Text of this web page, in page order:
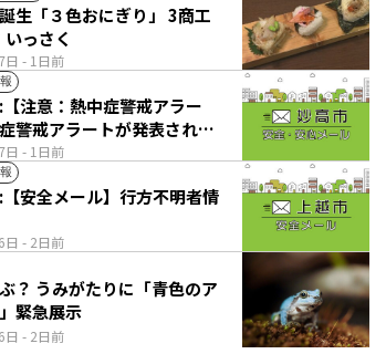
日 - 1日前
生「３色おにぎり」 3商工
っさく
日 - 1日前
注意：熱中症警戒アラー
警戒アラートが発表されて
日 - 2日前
安全メール】行方不明者情
日 - 2日前
？ うみがたりに「青色のア
緊急展示